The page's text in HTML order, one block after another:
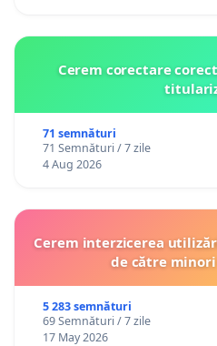
Cerem corectare
71 semnături
71 Semnături / 7 zile
4 Aug 2026
Cerem interzicerea
de către
5 283 semnături
69 Semnături / 7 zile
17 May 2026